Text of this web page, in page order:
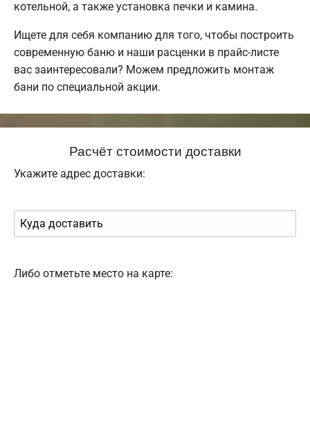
котельной, а также установка печки и камина.
Ищете для себя компанию для того, чтобы построить
современную баню и наши расценки в прайс-листе
вас заинтересовали? Можем предложить монтаж
бани по специальной акции.
Расчёт стоимости доставки
Укажите адрес доставки:
Либо отметьте место на карте: